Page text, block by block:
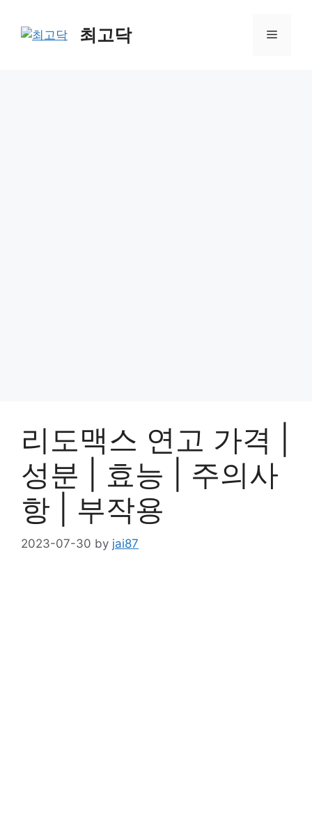
content
최고닥 Menu
리도맥스 연고 가격 |
성분 | 효능 | 주의사
항 | 부작용
2023-07-30 by jai87